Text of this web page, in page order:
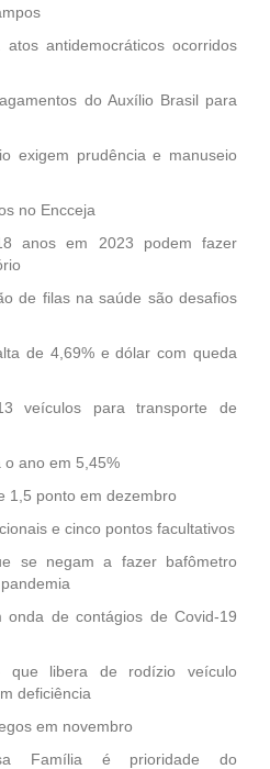
antidemocráticos ocorridos
do Auxílio Brasil para
exigem prudência e manuseio
no Encceja
anos em 2023 podem fazer
de filas na saúde são desafios
de 4,69% e dólar com queda
veículos para transporte de
o ano em 5,45%
1,5 ponto em dezembro
e cinco pontos facultativos
se negam a fazer bafômetro
onda de contágios de Covid-19
que libera de rodízio veículo
deficiência
em novembro
Família é prioridade do